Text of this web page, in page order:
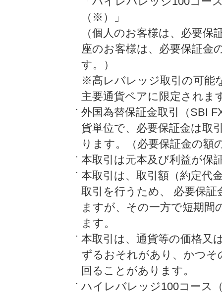
（※）」
（個人のお客様は、必要
座のお客様は、必要保証金
す。）
※高レバレッジ取引の可能
主要通貨ペアに限定されま
外国為替保証金取引（SBI
貨単位で、必要保証金は取
ります。（必要保証金の額
本取引は元本及び利益が保
本取引は、取引額（約定代
取引を行うため、 必要保
ますが、その一方で短期間
ます。
本取引は、通貨等の価格又
ずるおそれがあり、かつそ
回ることがあります。
ハイレバレッジ100コース